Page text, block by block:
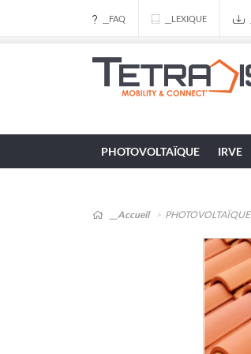
__FAQ __LEXIQUE
PHOTOVOLTAÏQUE IRVE
__Accueil PHOTOVOLTAÏQUE